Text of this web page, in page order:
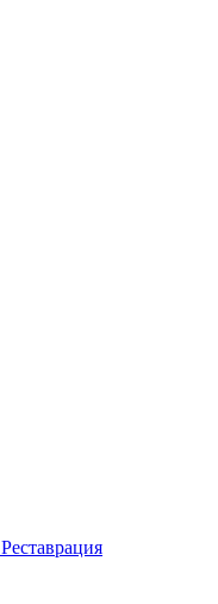
Реставрация